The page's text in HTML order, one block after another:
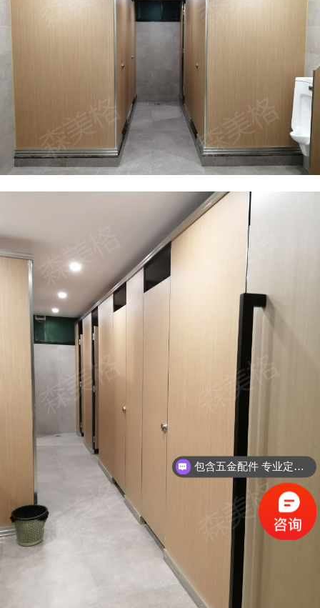
包含五金配件 专业定制设计